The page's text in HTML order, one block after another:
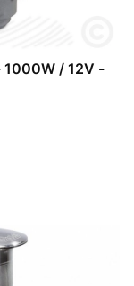
1000W / 12V -